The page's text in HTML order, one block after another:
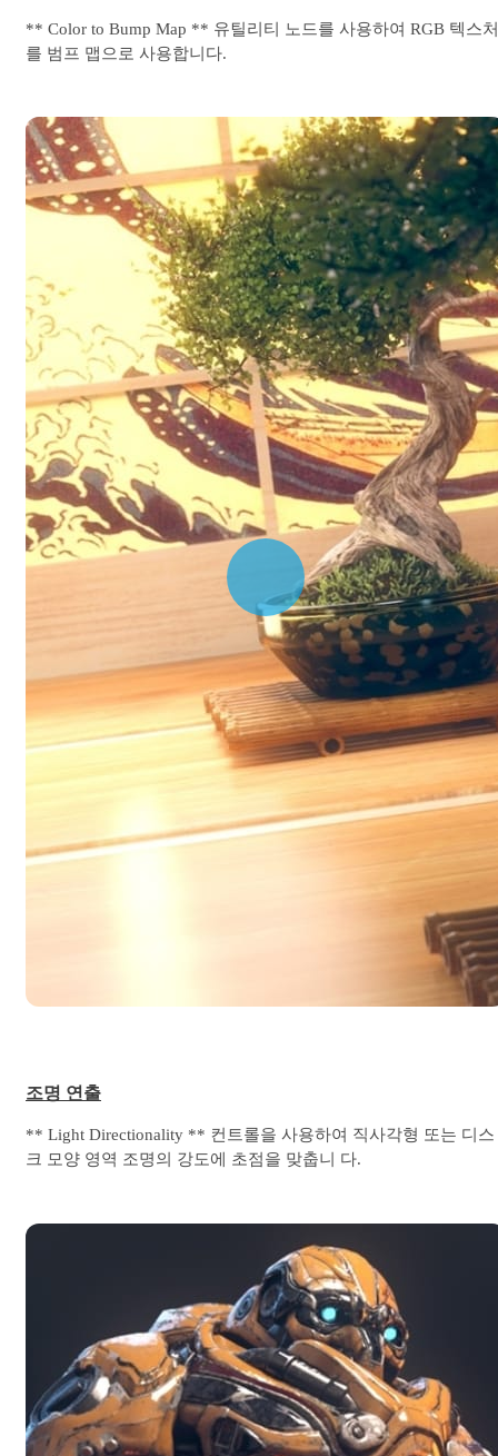
** Color to Bump Map ** 유틸리티 노드를 사용하여 RGB 텍스처
를 범프 맵으로 사용합니다.
조명 연출
** Light Directionality ** 컨트롤을 사용하여 직사각형 또는 디스
크 모양 영역 조명의 강도에 초점을 맞춥니 다.